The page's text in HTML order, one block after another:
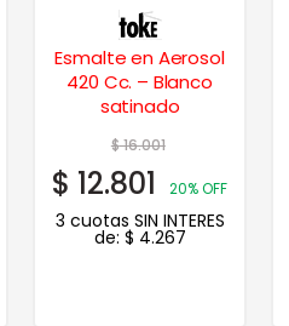
Esmalte en Aerosol
420 Cc. – Blanco
satinado
$16.001
$ 12.801 20% OFF
3 cuotas SIN INTERES
de: $ 4.267